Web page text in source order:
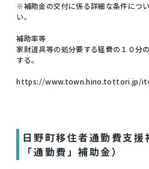
※補助金の交付に係る詳細な条件につ
い。
補助率等
家財道具等の処分要する経費の１０分
する。
https://www.town.hino.tottori.jp/
日野町移住者通勤費支
「通勤費」補助金）